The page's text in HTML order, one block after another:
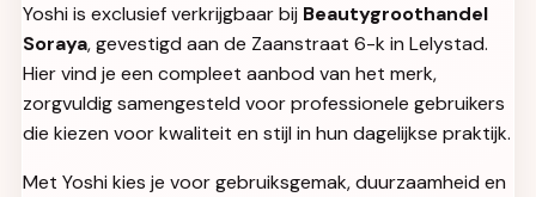
Yoshi is exclusief verkrijgbaar bij Beautygroothandel
Soraya, gevestigd aan de Zaanstraat 6-k in Lelystad.
Hier vind je een compleet aanbod van het merk,
zorgvuldig samengesteld voor professionele gebruikers
die kiezen voor kwaliteit en stijl in hun dagelijkse praktijk.
Met Yoshi kies je voor gebruiksgemak, duurzaamheid en